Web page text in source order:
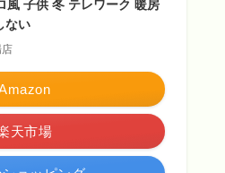
風 子供 冬 テレワーク 暖房
ない
天市場